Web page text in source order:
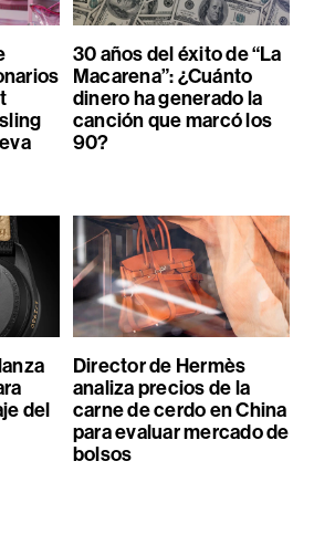
30 años del éxito de “La
Macarena”: ¿Cuánto
dinero ha generado la
canción que marcó los
90?
del
Director de Hermès
analiza precios de la
carne de cerdo en China
para evaluar mercado de
bolsos